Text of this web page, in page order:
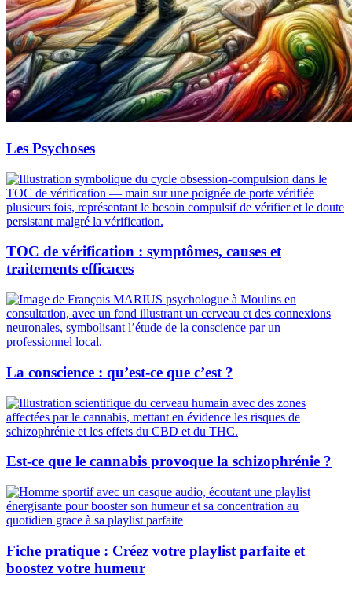
Les Psychoses
TOC de vérification : symptômes, causes et
traitements efficaces
La conscience : qu’est-ce que c’est ?
Est-ce que le cannabis provoque la schizophrénie ?
Fiche pratique : Créez votre playlist parfaite et
boostez votre humeur